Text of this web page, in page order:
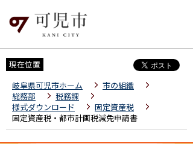
現在位置
岐阜県可児市ホーム
市の組織
総務部
税務課
様式ダウンロード
固定資産税
固定資産税・都市計画税減免申請書